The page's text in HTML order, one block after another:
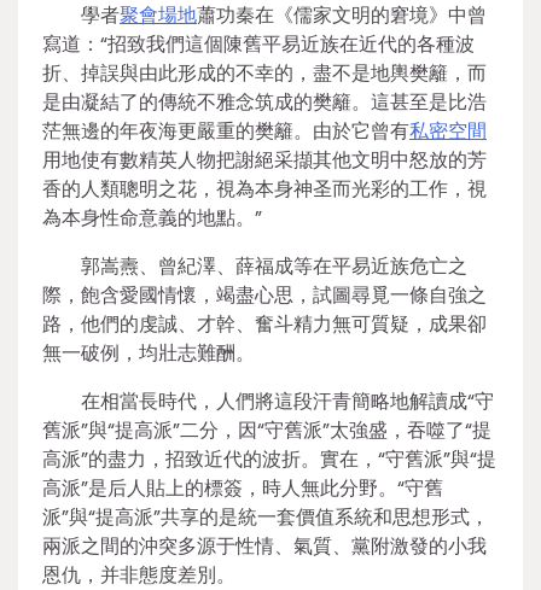
學者聚會場地蕭功秦在《儒家文明的窘境》中曾
寫道：“招致我們這個陳舊平易近族在近代的各種波
折、掉誤與由此形成的不幸的，盡不是地輿樊籬，而
是由凝結了的傳統不雅念筑成的樊籬。這甚至是比浩
茫無邊的年夜海更嚴重的樊籬。由於它曾有私密空間
用地使有數精英人物把謝絕采擷其他文明中怒放的芳
香的人類聰明之花，視為本身神圣而光彩的工作，視
為本身性命意義的地點。”
郭嵩燾、曾紀澤、薛福成等在平易近族危亡之
際，飽含愛國情懷，竭盡心思，試圖尋覓一條自強之
路，他們的虔誠、才幹、奮斗精力無可質疑，成果卻
無一破例，均壯志難酬。
在相當長時代，人們將這段汗青簡略地解讀成“守
舊派”與“提高派”二分，因“守舊派”太強盛，吞噬了“提
高派”的盡力，招致近代的波折。實在，“守舊派”與“提
高派”是后人貼上的標簽，時人無此分野。“守舊
派”與“提高派”共享的是統一套價值系統和思想形式，
兩派之間的沖突多源于性情、氣質、黨附激發的小我
恩仇，并非態度差別。